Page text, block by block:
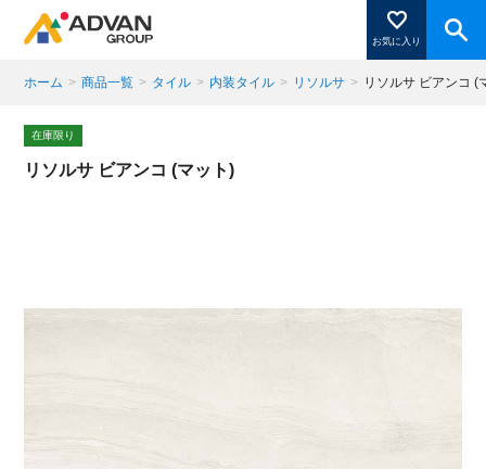
お気に入り
商品ページにある「お気に入り登録」を押すと登録した
商品がここに表示されます。
ホーム > 商品一覧 > タイル > 内装タイル > リソルサ > リソルサ ビアンコ (
在庫限り
リソルサ ビアンコ (マット)